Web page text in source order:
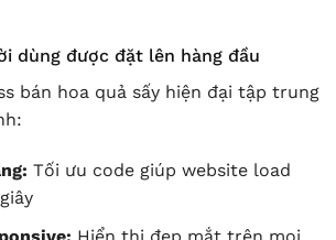
dùng được đặt lên hàng đầu
bán hoa quả sấy hiện đại tập trung
Tối ưu code giúp website load